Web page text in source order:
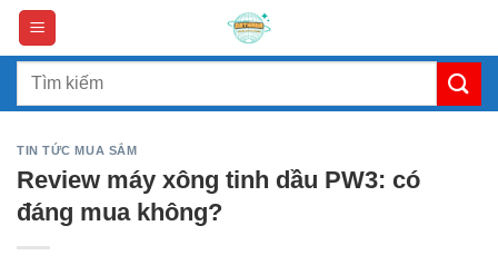
Skip
content
Search
TIN TỨC MUA SẮM
Review máy xông tinh dầu PW3: có
đáng mua không?